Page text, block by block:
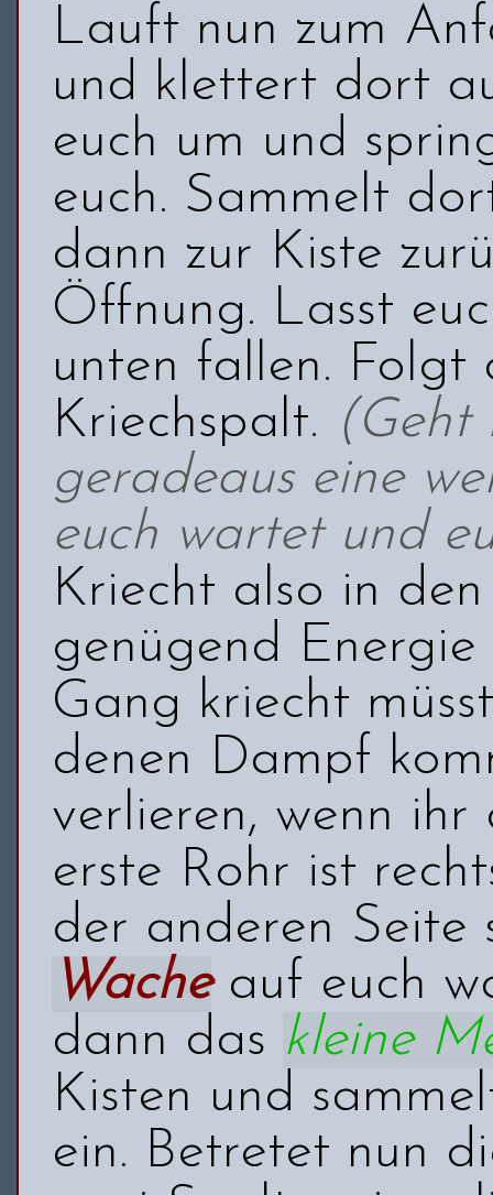
Lauft nun zum
und klettert dort
euch um und
euch. Sammelt
dann zur Kiste
Öffnung. Lasst
unten fallen. Folgt
Kriechspalt. (Geht
geradeaus eine
euch wartet und
Kriecht also in
genügend
Gang kriecht
denen Dampf
verlieren, wenn
erste Rohr ist
der anderen Seite
Wacheauf euch
dann das kleine
Kisten und
ein. Betretet nun